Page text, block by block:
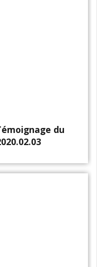
du